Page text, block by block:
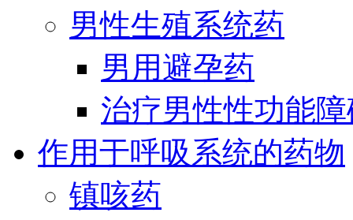
男性生殖系统药
男用避孕药
治疗男性性功能
作用于呼吸系统的药物
镇咳药